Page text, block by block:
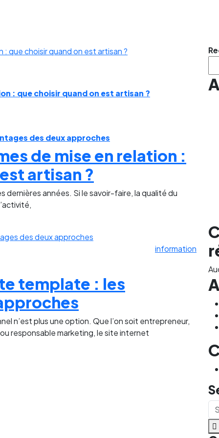
: que choisir quand on est artisan ?
des deux approches
de mise en relation :
artisan ?
dernières années. Si le savoir-faire, la qualité du
information
template : les
n’est plus une option. Que l’on soit entrepreneur,
responsable marketing, le site internet